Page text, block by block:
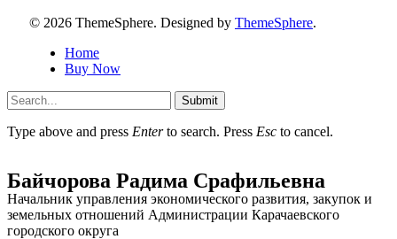
© 2026 ThemeSphere. Designed by ThemeSphere.
Home
Buy Now
Submit
Type above and press Enterto search. Press Esc to cancel.
Байчорова Радима Срафильевна
Начальник управления экономического развития, закупок и
земельных отношений Администрации Карачаевского
городского округа